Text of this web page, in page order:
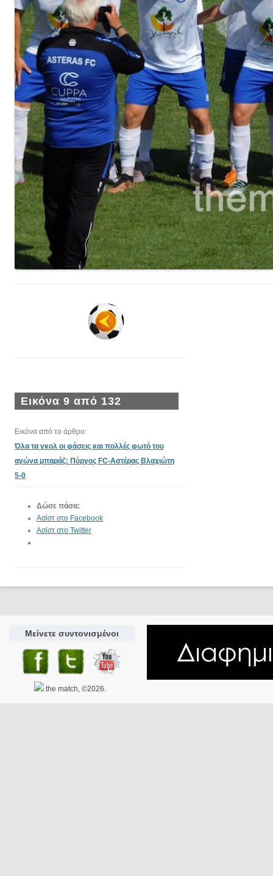
Εικόνα 9 από 132
Εικόνα από το άρθρο:
Όλα τα γκολ οι φάσεις και πολλές φωτό του
αγώνα μπαράζ: Πύργος FC-Αστέρας Βλαχιώτη
5-0
Δώσε πάσα:
Ασίστ στο Facebook
Ασίστ στο Twitter
Μείνετε συντονισμένοι
the match, ©2026.